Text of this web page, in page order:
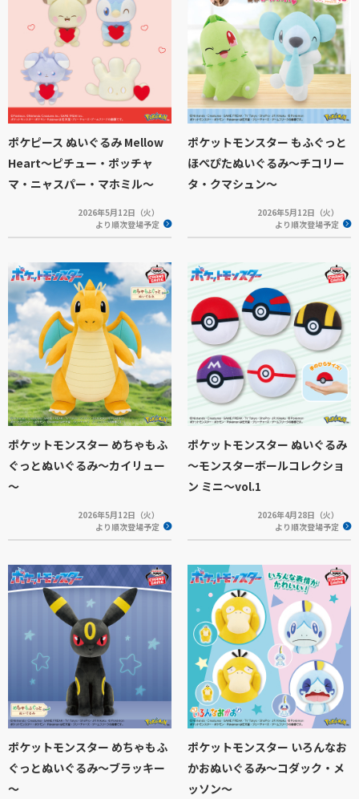
ポケピース ぬいぐるみ Mellow
Heart～ピチュー・ポッチャ
マ・ニャスパー・マホミル～
2026年5月12日（火）
より順次登場予定
ポケットモンスター もふぐっと
ほぺぴたぬいぐるみ～チコリー
タ・クマシュン～
2026年5月12日（火）
より順次登場予定
ポケットモンスター めちゃもふ
ぐっとぬいぐるみ～カイリュー
～
2026年5月12日（火）
より順次登場予定
ポケットモンスター ぬいぐるみ
～モンスターボールコレクショ
ン ミニ～vol.1
2026年4月28日（火）
より順次登場予定
ポケットモンスター めちゃもふ
ぐっとぬいぐるみ～ブラッキー
～
ポケットモンスター いろんなお
かおぬいぐるみ～コダック・メ
ッソン～